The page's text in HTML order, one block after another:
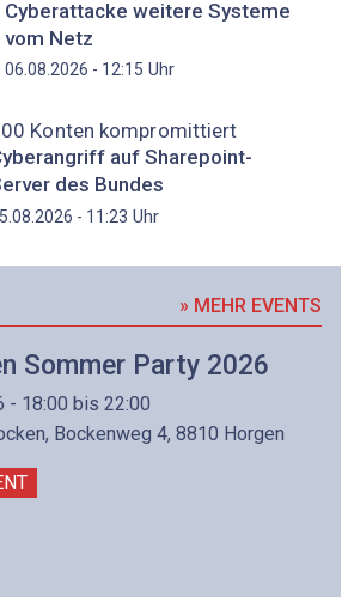
Cyberattacke weitere Systeme
vom Netz
06.08.2026 - 12:15 Uhr
Konten kompromittiert
auf Sharepoint-
des Bundes
- 11:23 Uhr
» MEHR EVENTS
Sommer Party 2026
- 18:00 bis 22:00
Bockenweg 4, 8810 Horgen